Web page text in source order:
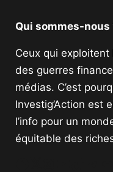
Qui sommes-nous
Ceux qui
des guerres
médias. C’est
Investig’Action est
l’info pour un
équitable des